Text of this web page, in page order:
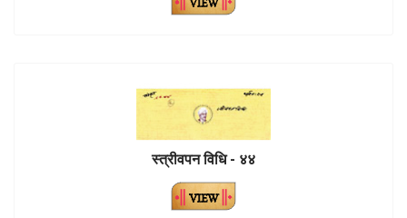
स्त्रीवपन विधि - ४४